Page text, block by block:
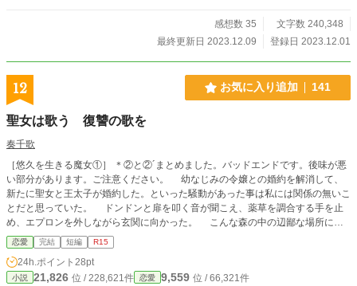
感想数 35
文字数 240,348
最終更新日 2023.12.09
登録日 2023.12.01
12 お気に入り追加 141
聖女は歌う 復讐の歌を
奏千歌
［悠久を生きる魔女①］ ＊②と②´まとめました。バッドエンドです。後味が悪
い部分があります。ご注意ください。 幼なじみの令嬢との婚約を解消して、
新たに聖女と王太子が婚約した。といった騒動があった事は私には関係の無いこ
とだと思っていた。 ドンドンと扉を叩く音が聞こえ、薬草を調合する手を止
め、エプロンを外しながら玄関に向かった。 こんな森の中の辺鄙な場所に誰
がきたのかと、首を傾げながら取っ手を掴んだ。 そもそも、人避けの結界を
張っているのに、そんな場所に侵入できるのは限られている。 カチャっと扉
を開くと、予想通りの人の姿を認めた。 「エカチェリーナ、助けて！」 開け
るなり飛び込んで来たのは、この国の王太子と婚約したばかりの聖女、ヴェロニ
恋愛 完結 短編 R15
24h.ポイント 28pt
小説 21,826 位 / 228,621件 恋愛 9,559 位 / 66,321件